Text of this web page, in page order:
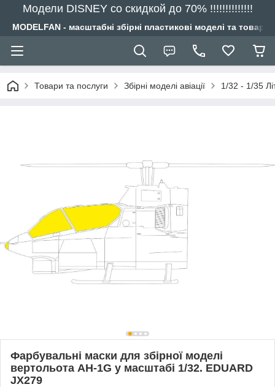
Модели DISNEY со скидкой до 70% !!!!!!!!!!!!!!
MODELFAN - масштабні збірні пластикові моделі та
Товари та послуги Збірні моделі авіації 1/32 - 1/35
Фарбувальні маски для збірної моделі
вертольота AH-1G у масштабі 1/32. EDUARD
JX279